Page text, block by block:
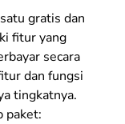
gratis dan
fitur yang
secara
dan fungsi
tingkatnya.
paket: